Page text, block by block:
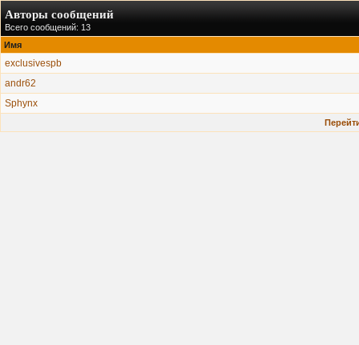
Авторы сообщений
Всего сообщений: 13
Имя
exclusivespb
andr62
Sphynx